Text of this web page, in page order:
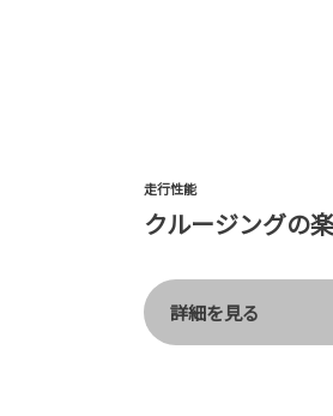
走行性能
クルージングの
詳細を見る